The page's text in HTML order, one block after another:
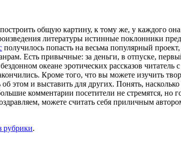
общую картину, к тому же, у каждого
литературы истинные поклонники
получилось попасть на весьма популярный
Есть привычные: за деньги, в отпуске,
океане эротических рассказов
Кроме того, что вы можете изучить
этом и выставить для других. Понять,
комментарии посетители не стремятся, но
можете считать себя приличным
рубрики.